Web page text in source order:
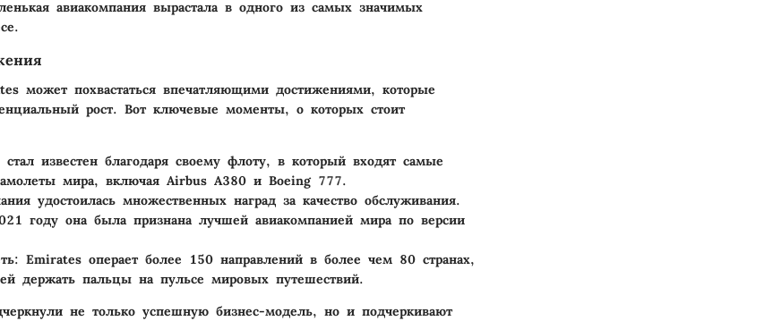
авиакомпания вырастала в одного из самых значимых
может похвастаться впечатляющими достижениями, которые
рост. Вот ключевые моменты, о которых стоит
известен благодаря своему флоту, в который входят самые
мира, включая Airbus A380 и Boeing 777.
удостоилась множественных наград за качество обслуживания.
году она была признана лучшей авиакомпанией мира по версии
: Emirates операет более 150 направлений в более чем 80 странах,
ей держать пальцы на пульсе мировых путешествий.
не только успешную бизнес-модель, но и подчеркивают